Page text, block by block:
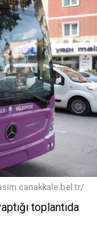
toplantıda